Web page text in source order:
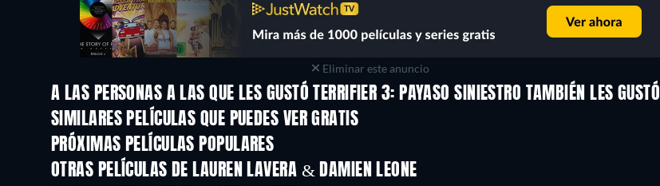
Eliminar este anuncio
A LAS PERSONAS A LAS QUE LES GUSTÓ TERRIFIER 3: PAYASO SINIESTRO TAMBIÉN LES GUSTÓ
SIMILARES PELÍCULAS QUE PUEDES VER GRATIS
PRÓXIMAS PELÍCULAS POPULARES
OTRAS PELÍCULAS DE LAUREN LAVERA & DAMIEN LEONE